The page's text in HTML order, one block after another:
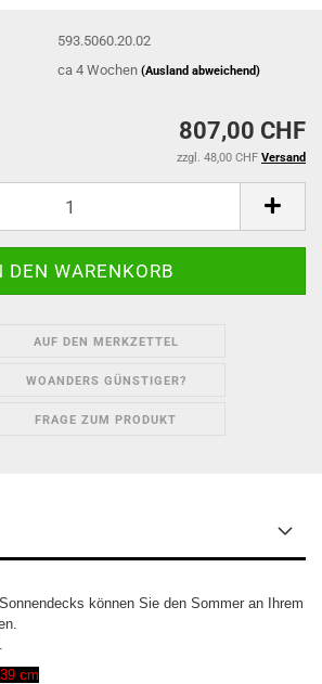
593.5060.20.02
ca 4 Wochen(Ausland abweichend)
807,00 CHF
zzgl. 48,00 CHF Versand
AUF DEN MERKZETTEL
WOANDERS GÜNSTIGER?
FRAGE ZUM PRODUKT
können Sie den Sommer an Ihrem
cm